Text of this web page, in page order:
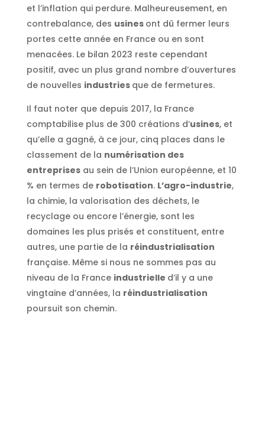
et l’inflation qui perdure. Malheureusement, en
contrebalance, des usines ont dû fermer leurs
portes cette année en France ou en sont
menacées. Le bilan 2023 reste cependant
positif, avec un plus grand nombre d’ouvertures
de nouvelles industries que de fermetures.
Il faut noter que depuis 2017, la France
comptabilise plus de 300 créations d’usines, et
qu’elle a gagné, à ce jour, cinq places dans le
classement de la numérisation des
entreprisesau sein de l’Union européenne, et 10
% en termes de robotisation. L’agro-industrie,
la chimie, la valorisation des déchets, le
recyclage ou encore l’énergie, sont les
domaines les plus prisés et constituent, entre
autres, une partie de la réindustrialisation
française. Même si nous ne sommes pas au
niveau de la France industrielle d’il y a une
vingtaine d’années, la réindustrialisation
poursuit son chemin.